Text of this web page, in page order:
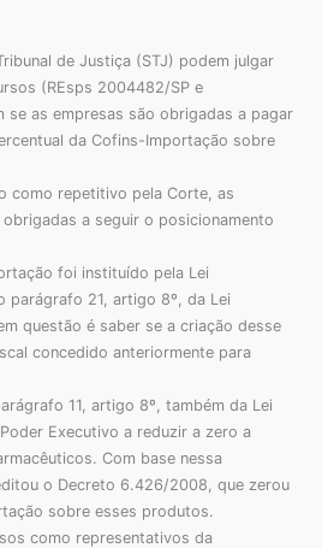
de Justiça (STJ) podem julgar
(REsps 2004482/SP e
se as empresas são obrigadas a pagar
da Cofins-Importação sobre
como repetitivo pela Corte, as
a seguir o posicionamento
foi instituído pela Lei
parágrafo 21, artigo 8º, da Lei
questão é saber se a criação desse
concedido anteriormente para
11, artigo 8º, também da Lei
Executivo a reduzir a zero a
Com base nessa
o Decreto 6.426/2008, que zerou
sobre esses produtos.
como representativos da